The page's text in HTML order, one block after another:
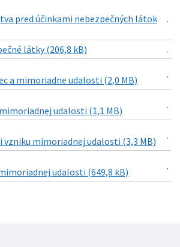
pred účinkami nebezpečných látok
látky (206,8 kB)
a mimoriadne udalosti (2,0 MB)
udalosti (1,1 MB)
vzniku mimoriadnej udalosti (3,3 MB)
udalosti (649,8 kB)